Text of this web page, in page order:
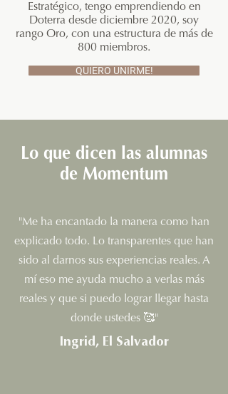
Estratégico, tengo emprendiendo en
Doterra desde diciembre 2020, soy
rango Oro, con una estructura de más de
800 miembros.
QUIERO UNIRME!
Lo que dicen las alumnas
de Momentum
"⁠⁠⁠Me ha encantado la manera como han
explicado todo. Lo transparentes que han
sido al darnos sus experiencias reales. A
mí eso me ayuda mucho a verlas más
reales y que si puedo lograr llegar hasta
donde ustedes 🥰"
Ingrid, El Salvador